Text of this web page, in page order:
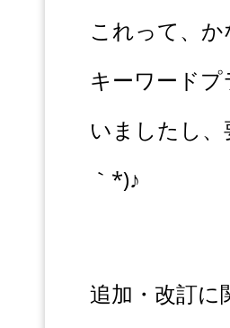
これって、か
キーワード
いましたし
｀*)♪
追加・改訂